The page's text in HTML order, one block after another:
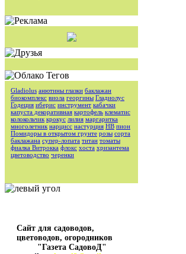
Gladiolus анютины глазки баклажан
биокомплекс виола георгины Гладиолус
Годеция иберис инструмент кабачки
капуста декоративная картофель клематис
колокольчик крокус лилия маргаритка
многолетник нарцисс настурция НВ пион
Помидоры в открытом грунте розы сорта
баклажана супер-лопата титан томаты
фиалка Витрокка флокс хоста хризантема
цветоводство черенки
Сайт для садоводов,
цветоводов, огородников
"Газета СадовоД"